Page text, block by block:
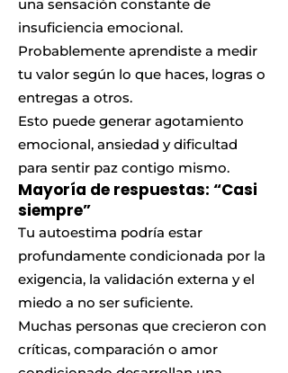
una sensación constante de
insuficiencia emocional.
Probablemente aprendiste a medir
tu valor según lo que haces, logras o
entregas a otros.
Esto puede generar agotamiento
emocional, ansiedad y dificultad
para sentir paz contigo mismo.
Mayoría de respuestas: “Casi
siempre”
Tu autoestima podría estar
profundamente condicionada por la
exigencia, la validación externa y el
miedo a no ser suficiente.
Muchas personas que crecieron con
críticas, comparación o amor